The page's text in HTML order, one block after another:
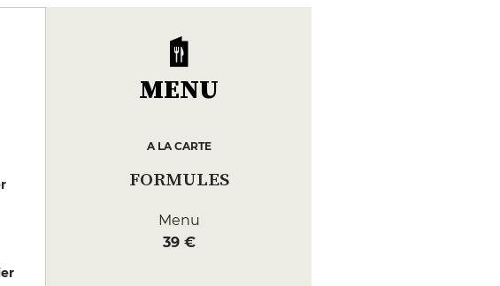
MENU
A LA CARTE
FORMULES
Menu
39 €